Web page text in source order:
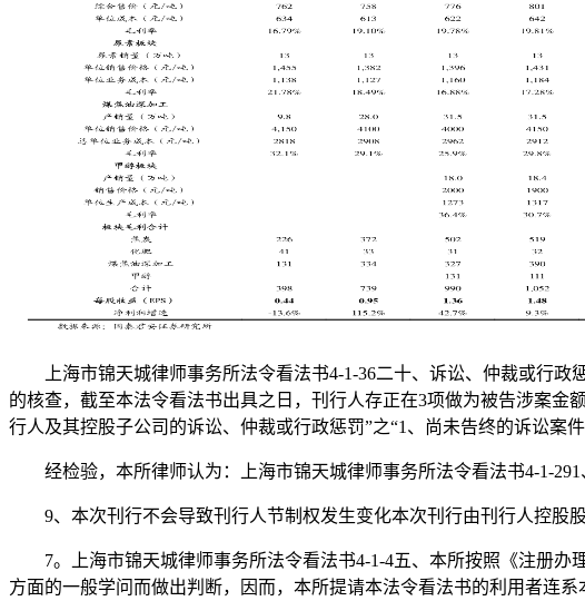
上海市锦天城律师事务所法令看法书4-1-36二十、诉讼、仲裁或行政
的核查，截至本法令看法书出具之日，刊行人存正在3项做为被告涉案金
行人及其控股子公司的诉讼、仲裁或行政惩罚”之“1、尚未告终的诉讼案件
经检验，本所律师认为：上海市锦天城律师事务所法令看法书4-1-291
9、本次刊行不会导致刊行人节制权发生变化本次刊行由刊行人控股股
7。上海市锦天城律师事务所法令看法书4-1-4五、本所按照《注册办
方面的一般学问而做出判断，因而，本所提请本法令看法书的利用者连系